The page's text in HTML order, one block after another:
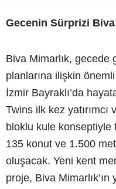
Gecenin Sürprizi
Biva Mimarlık, gecede
planlarına ilişkin
İzmir Bayraklı’da
Twins ilk kez yatırımcı
bloklu kule konseptiyle
135 konut ve 1.500
oluşacak. Yeni kent
proje, Biva